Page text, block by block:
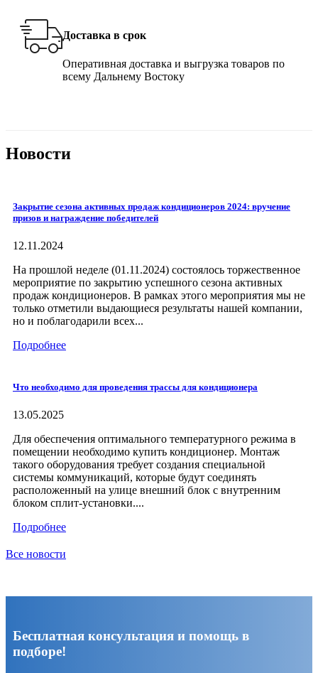
Доставка в срок
Оперативная доставка и выгрузка товаров по
всему Дальнему Востоку
Новости
Закрытие сезона активных продаж кондиционеров 2024: вручение
призов и награждение победителей
12.11.2024
На прошлой неделе (01.11.2024) состоялось торжественное
мероприятие по закрытию успешного сезона активных
продаж кондиционеров. В рамках этого мероприятия мы не
только отметили выдающиеся результаты нашей компании,
но и поблагодарили всех...
Подробнее
Что необходимо для проведения трассы для кондиционера
13.05.2025
Для обеспечения оптимального температурного режима в
помещении необходимо купить кондиционер. Монтаж
такого оборудования требует создания специальной
системы коммуникаций, которые будут соединять
расположенный на улице внешний блок с внутренним
блоком сплит-установки....
Подробнее
Все новости
Бесплатная консультация и помощь в
подборе!